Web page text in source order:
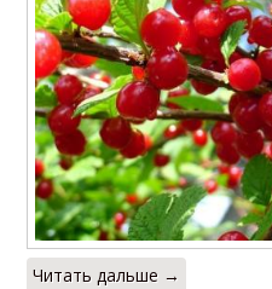
Читать дальше →